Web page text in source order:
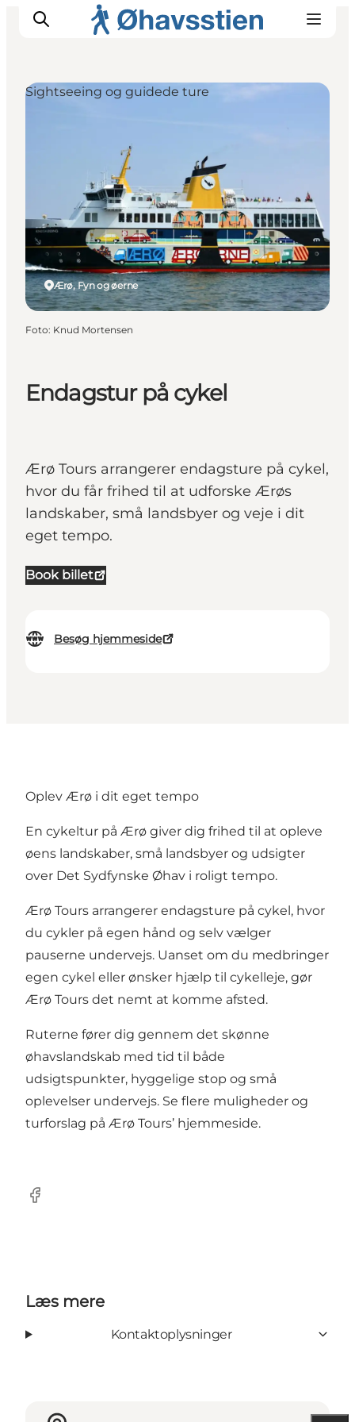
Vandreruter
Planlægning
Endagstur på cykel
Ærø Tours arrangerer endagsture på cykel,
hvor du får frihed til at udforske Ærøs
landskaber, små landsbyer og veje i dit
eget tempo.
Book billet
Besøg hjemmeside
Ærø, Fyn og øerne
Sightseeing og guidede ture
Foto: Knud Mortensen
Oplev Ærø i dit eget tempo
En cykeltur på Ærø giver dig frihed til at opleve
øens landskaber, små landsbyer og udsigter
over Det Sydfynske Øhav i roligt tempo.
Ærø Tours arrangerer endagsture på cykel, hvor
du cykler på egen hånd og selv vælger
pauserne undervejs. Uanset om du medbringer
egen cykel eller ønsker hjælp til cykelleje, gør
Ærø Tours det nemt at komme afsted.
Ruterne fører dig gennem det skønne
øhavslandskab med tid til både
udsigtspunkter, hyggelige stop og små
oplevelser undervejs. Se flere muligheder og
turforslag på Ærø Tours’ hjemmeside.
Facebook
Læs mere
Kontaktoplysninger